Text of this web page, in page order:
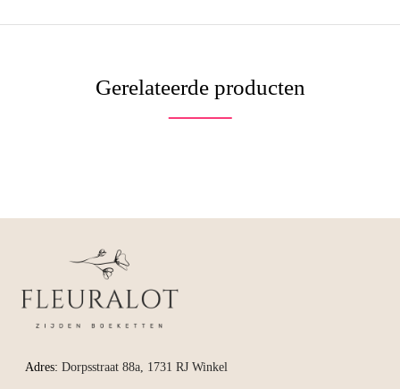
Gerelateerde producten
Adres: Dorpsstraat 88a, 1731 RJ Winkel